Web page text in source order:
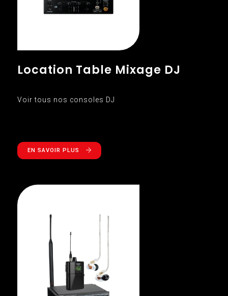
Location Table Mixage DJ
Voir tous nos consoles DJ
EN SAVOIR PLUS